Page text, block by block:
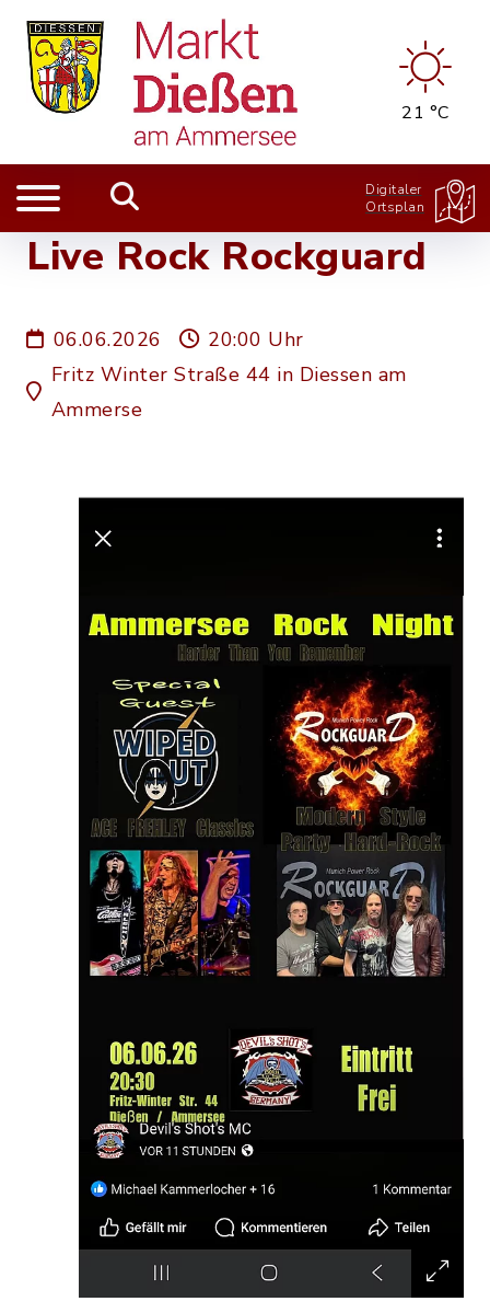
21 °C
Digitaler
Ortsplan
Live Rock Rockguard
06.06.2026
20:00 Uhr
Fritz Winter Straße 44 in Diessen am
Ammerse